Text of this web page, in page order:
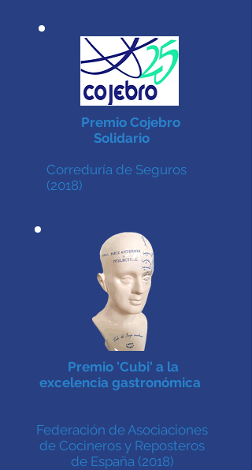
Premio Cojebro
Solidario
Correduría de Seguros
(2018)
Premio 'Cubi' a la
excelencia gastronómica
Federación de Asociaciones
de Cocineros y Reposteros
de España (2018)